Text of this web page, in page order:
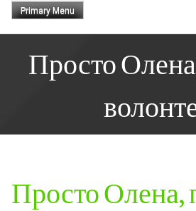
Primary Menu
Просто
Просто Олена,